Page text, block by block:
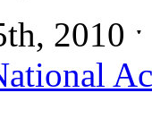
2010